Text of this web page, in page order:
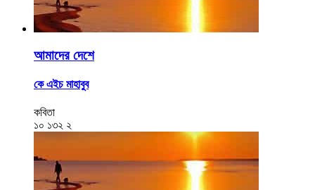
আমাদের দেশে
কে এইচ মাহাবুব
কবিতা
১০ ১৩২ ২